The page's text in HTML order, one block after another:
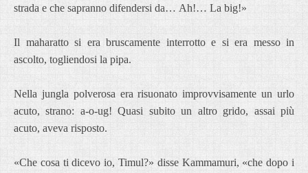
strada e che sapranno difendersi da… Ah!… La big!»
Il maharatto si era bruscamente interrotto e si era messo in
ascolto, togliendosi la pipa.
Nella jungla polverosa era risuonato improvvisamente un urlo
acuto, strano: a-o-ug! Quasi subito un altro grido, assai più
acuto, aveva risposto.
«Che cosa ti dicevo io, Timul?» disse Kammamuri, «che dopo i